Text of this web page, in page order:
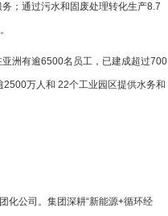
；通过污水和固废处理转化生产8.7
洲有逾6500名员工，已建成超过700
万人和 22个工业园区提供水务和
化公司。集团深耕“新能源+循环经